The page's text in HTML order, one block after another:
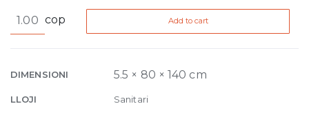
Drop
or
in
cop Add to cart
DIMENSIONI 5.5 × 80 × 140 cm
LLOJI Sanitari